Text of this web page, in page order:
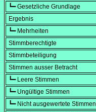
┗━ Gesetzliche Grundlage
Ergebnis
┗━ Mehrheiten
Stimmberechtigte
Stimmbeteiligung
Stimmen ausser Betracht
┗━ Leere Stimmen
┗━ Ungültige Stimmen
┗━ Nicht ausgewertete Stimmen